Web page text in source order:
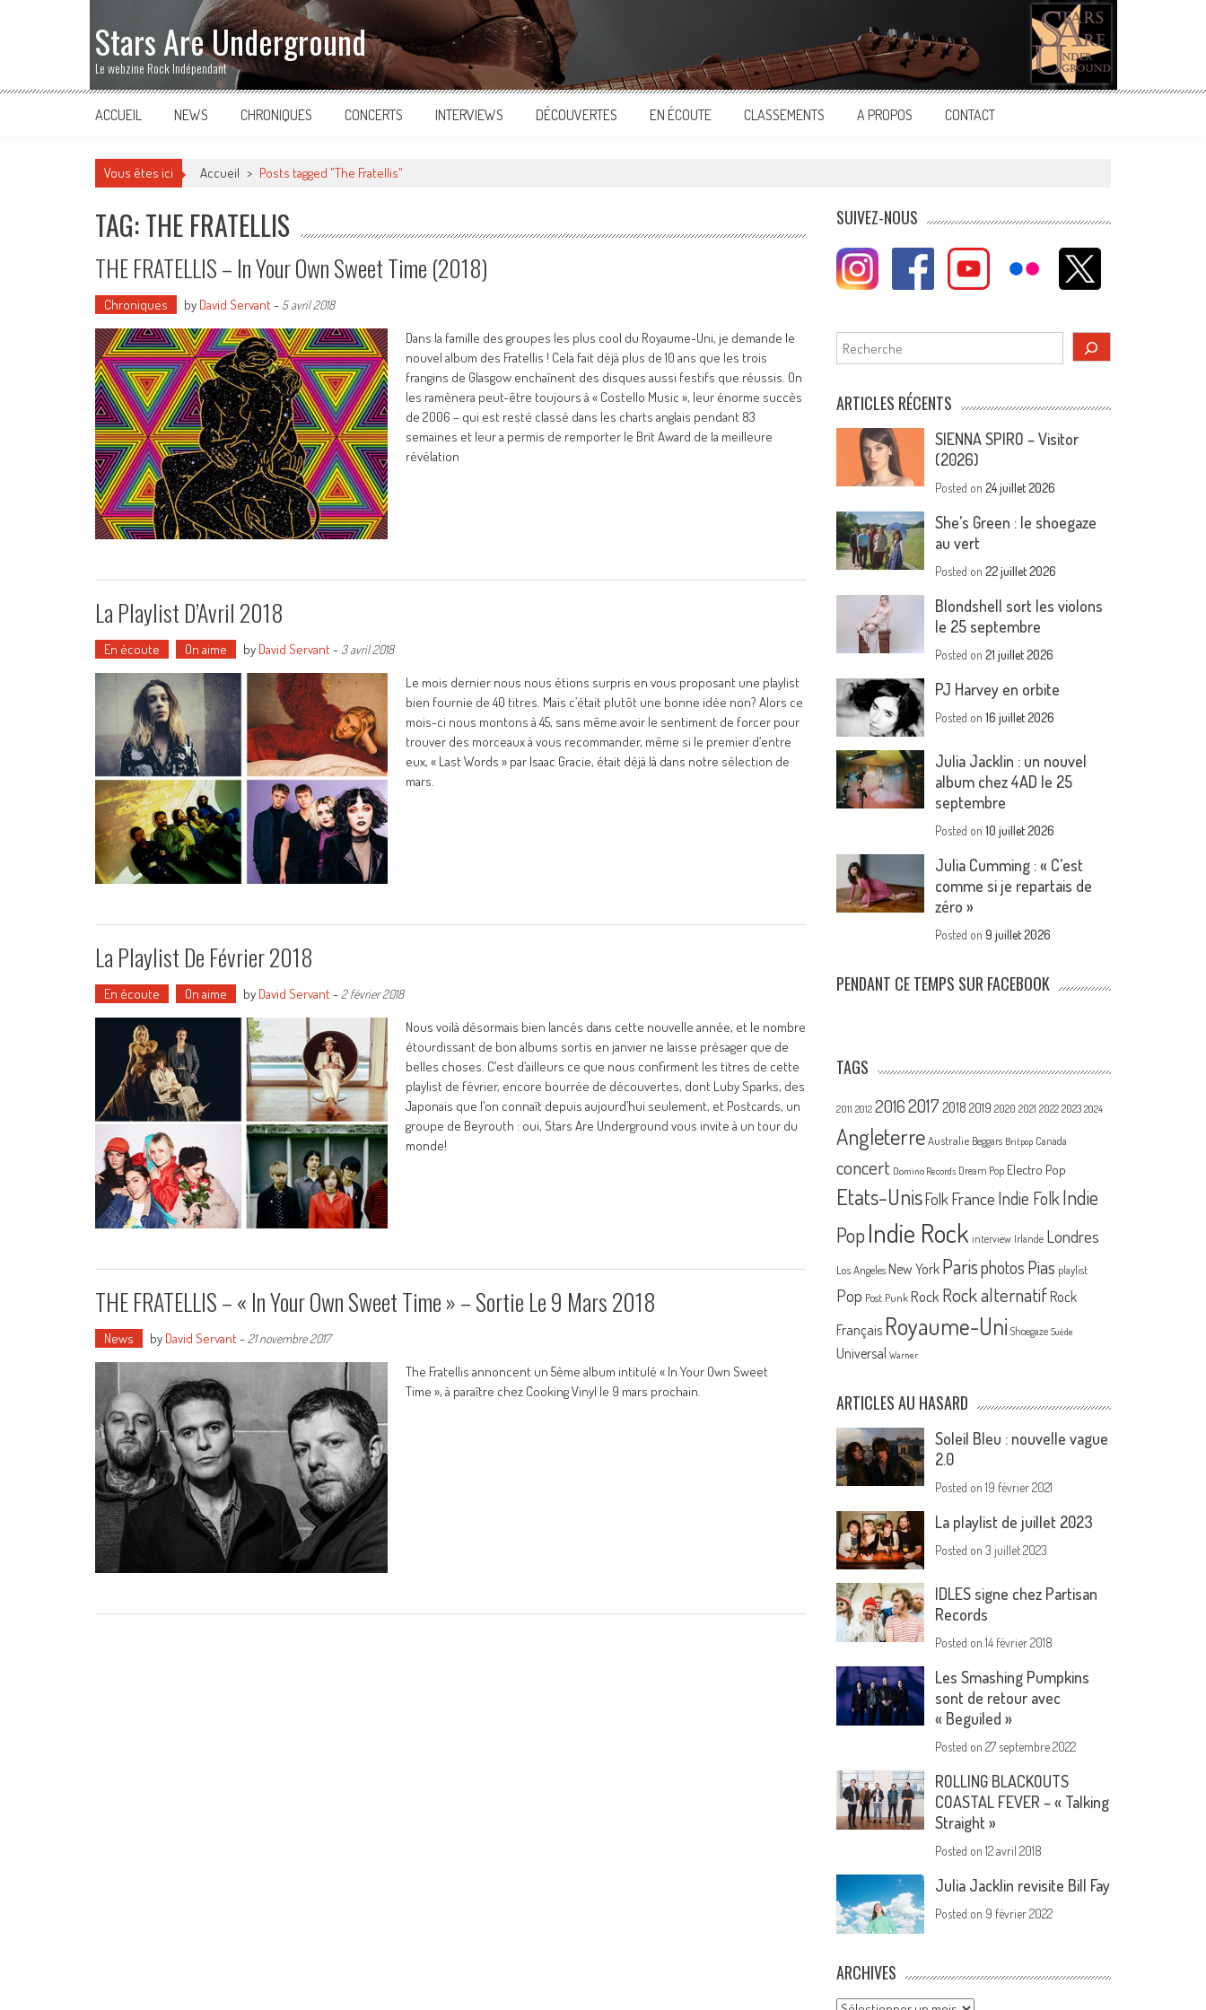
Stars Are Underground
Le webzine Rock Indépendant
ACCUEIL NEWS CHRONIQUES CONCERTS INTERVIEWS DÉCOUVERTES EN ÉCOUTE CLASSEMENTS A PROPOS CONTACT
Vous êtes ici Accueil > Posts tagged "The Fratellis"
TAG: THE FRATELLIS
THE FRATELLIS – In Your Own Sweet Time (2018)
Chroniques by David Servant- 5 avril 2018
Dans la famille des groupes les plus cool du Royaume-Uni, je demande le
nouvel album des Fratellis ! Cela fait déjà plus de 10 ans que les trois
frangins de Glasgow enchaînent des disques aussi festifs que réussis. On
les ramènera peut-être toujours à « Costello Music », leur énorme succès
de 2006 – qui est resté classé dans les charts anglais pendant 83
semaines et leur a permis de remporter le Brit Award de la meilleure
révélation
La Playlist D’Avril 2018
En écoute On aime by David Servant- 3 avril 2018
Le mois dernier nous nous étions surpris en vous proposant une playlist
bien fournie de 40 titres. Mais c’était plutôt une bonne idée non? Alors ce
mois-ci nous montons à 45, sans même avoir le sentiment de forcer pour
trouver des morceaux à vous recommander, même si le premier d’entre
eux, « Last Words » par Isaac Gracie, était déjà là dans notre sélection de
mars.
La Playlist De Février 2018
En écoute On aime by David Servant- 2 février 2018
Nous voilà désormais bien lancés dans cette nouvelle année, et le nombre
étourdissant de bon albums sortis en janvier ne laisse présager que de
belles choses. C’est d’ailleurs ce que nous confirment les titres de cette
playlist de février, encore bourrée de découvertes, dont Luby Sparks, des
Japonais que l’on connaît depuis aujourd’hui seulement, et Postcards, un
groupe de Beyrouth : oui, Stars Are Underground vous invite à un tour du
monde!
THE FRATELLIS – « In Your Own Sweet Time » – Sortie Le 9 Mars 2018
News by David Servant- 21 novembre 2017
The Fratellis annoncent un 5ème album intitulé « In Your Own Sweet
Time », à paraître chez Cooking Vinyl le 9 mars prochain.
SUIVEZ-NOUS
Rechercher
ARTICLES RÉCENTS
SIENNA SPIRO – Visitor
(2026)
Posted on24 juillet 2026
She’s Green : le shoegaze
au vert
Posted on22 juillet 2026
Blondshell sort les violons
le 25 septembre
Posted on21 juillet 2026
PJ Harvey en orbite
Posted on16 juillet 2026
Julia Jacklin : un nouvel
album chez 4AD le 25
septembre
Posted on10 juillet 2026
Julia Cumming : « C’est
comme si je repartais de
zéro »
Posted on9 juillet 2026
PENDANT CE TEMPS SUR FACEBOOK
TAGS
2011 2012 20162017 2018 2019 2020 2021 2022 2023 2024
Angleterre Australie Beggars Britpop Canada
concert Domino Records Dream Pop Electro Pop
Etats-UnisFolk France Indie FolkIndie
PopIndie Rock interview Irlande Londres
Los Angeles New York Parisphotos Pias playlist
Pop Post Punk Rock Rock alternatif Rock
Français Royaume-Uni Shoegaze Suède
Universal Warner
ARTICLES AU HASARD
Soleil Bleu : nouvelle vague
2.0
Posted on19 février 2021
La playlist de juillet 2023
Posted on3 juillet 2023
IDLES signe chez Partisan
Records
Posted on14 février 2018
Les Smashing Pumpkins
sont de retour avec
« Beguiled »
Posted on27 septembre 2022
ROLLING BLACKOUTS
COASTAL FEVER – « Talking
Straight »
Posted on12 avril 2018
Julia Jacklin revisite Bill Fay
Posted on 9 février 2022
ARCHIVES
Archives